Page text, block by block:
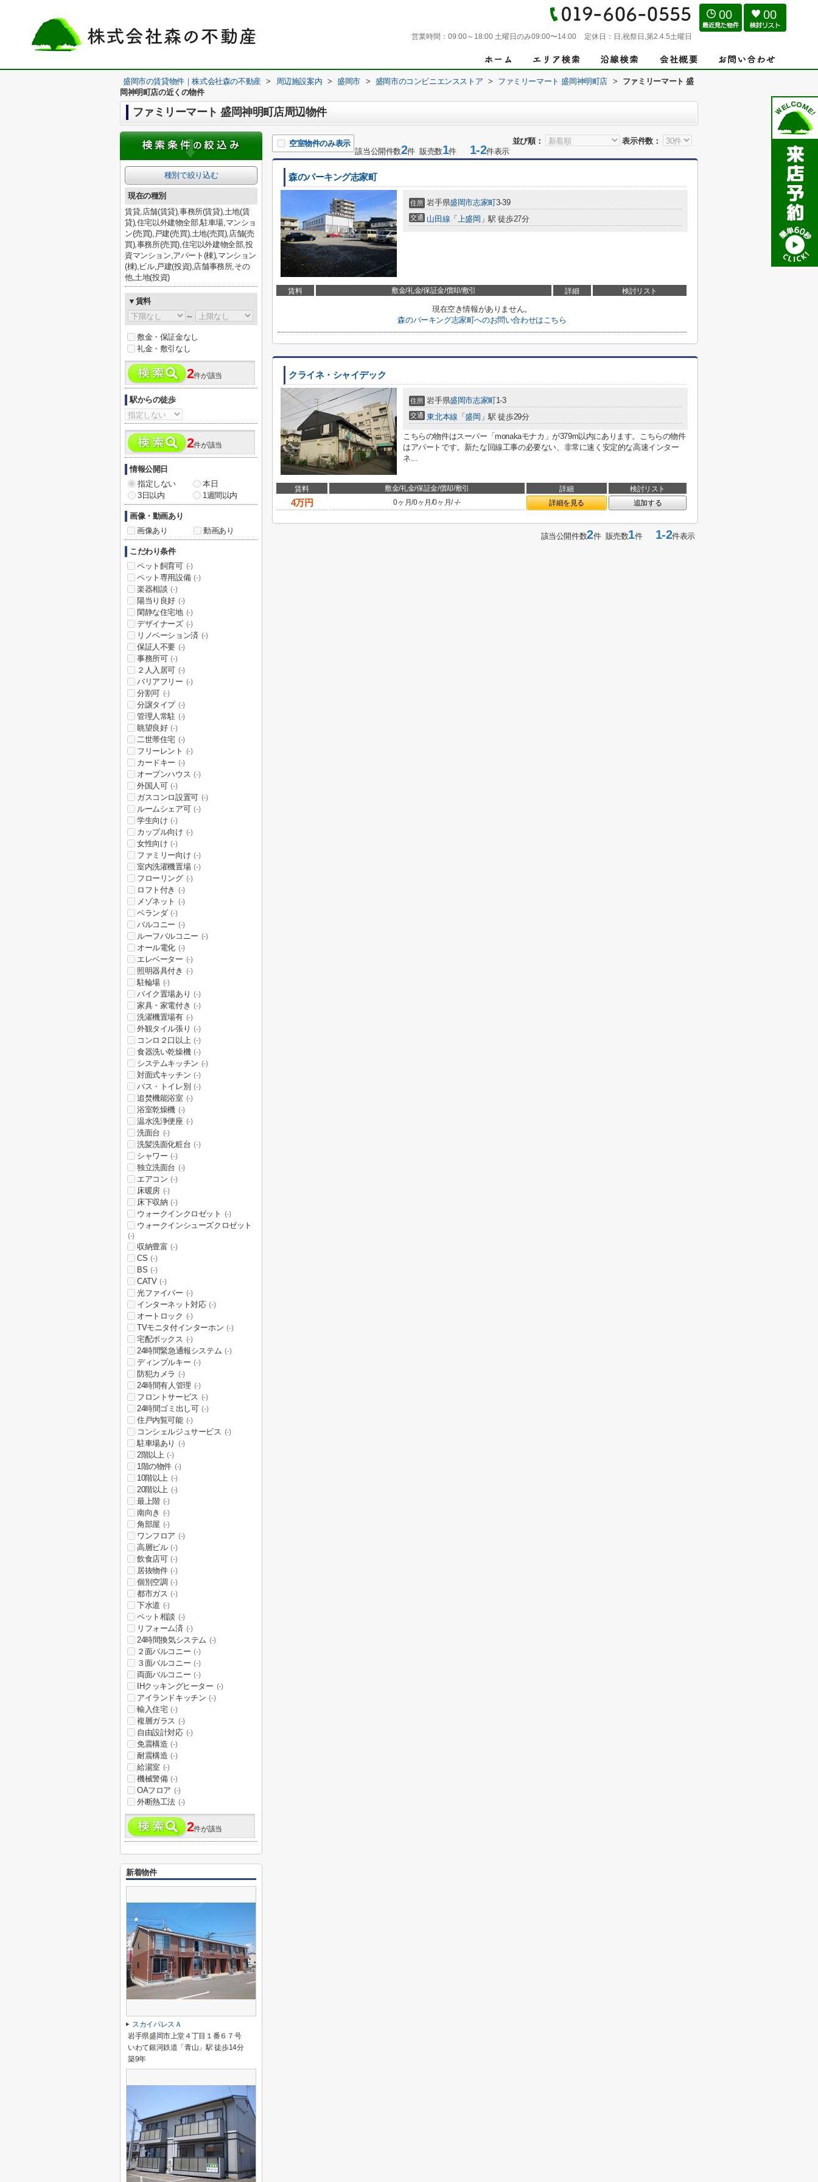
営業時間： 09:00～18:00 土曜日のみ09:00〜14:00 定休日： 日,祝祭日,第2.4.5土曜日
00 00
盛岡市の賃貸物件｜株式会社森の不動産 > 周辺施設案内 > 盛岡市 > 盛岡市のコンビニエンスストア > ファミリーマート 盛岡神明町店 >
ファミリーマート 盛
岡神明町店の近くの物件
ファミリーマート 盛岡神明町店周辺物件
並び順： 表示件数：
空室物件のみ表示
該当公開件数2件 販売数1件 1-2件表示
森のパーキング志家町
住所 岩手県盛岡市志家町3-39
交通 山田線 「 上盛岡 」駅 徒歩27分
賃料 敷金/礼金/保証金/償却/敷引 詳細 検討リスト
現在空き情報がありません。
森のパーキング志家町へのお問い合わせはこちら
クライネ・シャイデック
住所 岩手県盛岡市志家町1-3
交通 東北本線 「盛岡 」駅 徒歩29分
こちらの物件はスーパー「monakaモナカ」が379m以内にあります。こちらの物件
はアパートです。新たな回線工事の必要ない、非常に速く安定的な高速インター
ネ...
賃料 敷金/礼金/保証金/償却/敷引 詳細 検討リスト
4万円 0ヶ月/0ヶ月 /0ヶ月/-/- 詳細を見る 追加する
該当公開件数2件 販売数1件1-2件表示
種別で絞り込む
現在の種別
賃貸,店舗(賃貸),事務所(賃貸),土地(賃
貸),住宅以外建物全部,駐車場,マンショ
ン(売買),戸建(売買),土地(売買),店舗(売
買),事務所(売買),住宅以外建物全部,投
資マンション,アパート(棟),マンション
(棟),ビル,戸建(投資),店舗事務所,その
他,土地(投資)
▼賃料
～
敷金・保証金なし
礼金・敷引なし
2件が該当
駅からの徒歩
2件が該当
情報公開日
指定しない
本日
3日以内
1週間以内
画像・動画あり
画像あり
動画あり
こだわり条件
ペット飼育可 (-)
ペット専用設備 (-)
楽器相談 (-)
陽当り良好 (-)
閑静な住宅地 (-)
デザイナーズ (-)
リノベーション済 (-)
保証人不要 (-)
事務所可 (-)
２人入居可 (-)
バリアフリー (-)
分割可 (-)
分譲タイプ (-)
管理人常駐 (-)
眺望良好 (-)
二世帯住宅 (-)
フリーレント (-)
カードキー (-)
オープンハウス (-)
外国人可 (-)
ガスコンロ設置可 (-)
ルームシェア可 (-)
学生向け (-)
カップル向け (-)
女性向け (-)
ファミリー向け (-)
室内洗濯機置場 (-)
フローリング (-)
ロフト付き (-)
メゾネット (-)
ベランダ (-)
バルコニー (-)
ルーフバルコニー (-)
オール電化 (-)
エレベーター (-)
照明器具付き (-)
駐輪場 (-)
バイク置場あり (-)
家具・家電付き (-)
洗濯機置場有 (-)
外観タイル張り (-)
コンロ２口以上 (-)
食器洗い乾燥機 (-)
システムキッチン (-)
対面式キッチン (-)
バス・トイレ別 (-)
追焚機能浴室 (-)
浴室乾燥機 (-)
温水洗浄便座 (-)
洗面台 (-)
洗髪洗面化粧台 (-)
シャワー (-)
独立洗面台 (-)
エアコン (-)
床暖房 (-)
床下収納 (-)
ウォークインクロゼット (-)
ウォークインシューズクロゼット
(-)
収納豊富 (-)
CS (-)
BS (-)
CATV (-)
光ファイバー (-)
インターネット対応 (-)
オートロック (-)
TVモニタ付インターホン (-)
宅配ボックス (-)
24時間緊急通報システム (-)
ディンプルキー (-)
防犯カメラ (-)
24時間有人管理 (-)
フロントサービス (-)
24時間ゴミ出し可 (-)
住戸内覧可能 (-)
コンシェルジュサービス (-)
駐車場あり (-)
2階以上 (-)
1階の物件 (-)
10階以上 (-)
20階以上 (-)
最上階 (-)
南向き (-)
角部屋 (-)
ワンフロア (-)
高層ビル (-)
飲食店可 (-)
居抜物件 (-)
個別空調 (-)
都市ガス (-)
下水道 (-)
ペット相談 (-)
リフォーム済 (-)
24時間換気システム (-)
２面バルコニー (-)
３面バルコニー (-)
両面バルコニー (-)
IHクッキングヒーター (-)
アイランドキッチン (-)
輸入住宅 (-)
複層ガラス (-)
自由設計対応 (-)
免震構造 (-)
耐震構造 (-)
給湯室 (-)
機械警備 (-)
OAフロア (-)
外断熱工法 (-)
2件が該当
新着物件
スカイパレスＡ
岩手県盛岡市上堂４丁目１番６７号
いわて銀河鉄道「青山」駅 徒歩14分
築9年